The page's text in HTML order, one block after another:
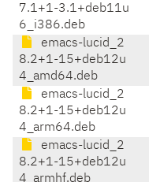
7.1+1-3.1+deb11u
6_i386.deb
emacs-lucid_2
8.2+1-15+deb12u
4_amd64.deb
emacs-lucid_2
8.2+1-15+deb12u
4_arm64.deb
emacs-lucid_2
8.2+1-15+deb12u
4_armhf.deb